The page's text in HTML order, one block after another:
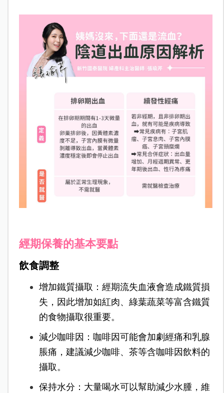
經期保養的基本要點
飲食調整
增加鐵質攝取： 經期流失血液會造成鐵質損
失，因此增加如紅肉、綠葉蔬菜等富含鐵質
的食物攝取很重要。
減少咖啡因：咖啡因可能會加劇經痛和乳腺
脹痛，建議減少咖啡、茶等含咖啡因飲料的
攝取。
保持水分：大量喝水可以幫助減少水腫，維